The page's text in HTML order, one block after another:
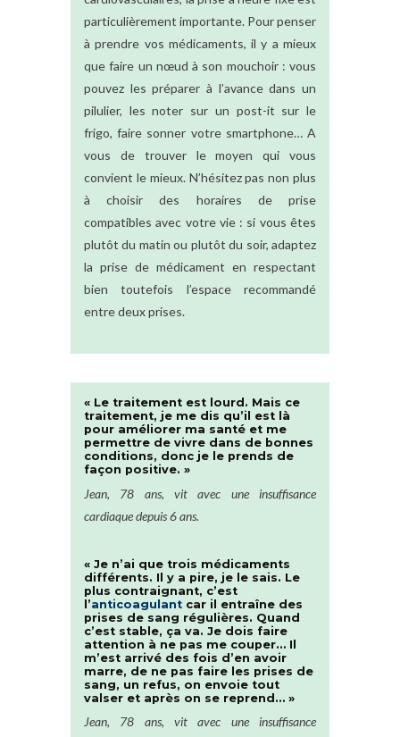
particulièrement importante. Pour penser
à prendre vos médicaments, il y a mieux
que faire un nœud à son mouchoir : vous
pouvez les préparer à l’avance dans un
pilulier, les noter sur un post-it sur le
frigo, faire sonner votre smartphone… A
vous de trouver le moyen qui vous
convient le mieux. N’hésitez pas non plus
à choisir des horaires de prise
compatibles avec votre vie : si vous êtes
plutôt du matin ou plutôt du soir, adaptez
la prise de médicament en respectant
bien toutefois l’espace recommandé
entre deux prises.
« Le traitement est lourd. Mais ce
traitement, je me dis qu’il est là
pour améliorer ma santé et me
permettre de vivre dans de bonnes
conditions, donc je le prends de
façon positive. »
Jean, 78 ans, vit avec une insuffisance
cardiaque depuis 6 ans.
« Je n’ai que trois médicaments
différents. Il y a pire, je le sais. Le
plus contraignant, c’est
l’anticoagulant car il entraîne des
prises de sang régulières. Quand
c’est stable, ça va. Je dois faire
attention à ne pas me couper… Il
m’est arrivé des fois d’en avoir
marre, de ne pas faire les prises de
sang, un refus, on envoie tout
valser et après on se reprend… »
Jean, 78 ans, vit avec une insuffisance